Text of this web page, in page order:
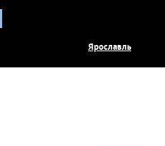
Ярославль